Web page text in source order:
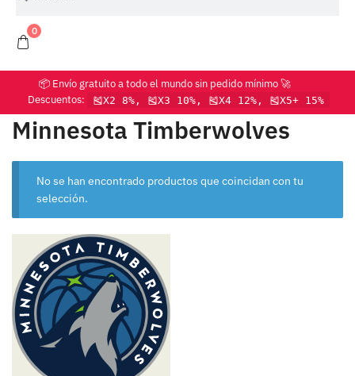
0
📦 Envío gratuito a todo el mundo sin pedido mínimo 🚀
Descuentos:
🎽X2 8%, 🎽X3 10%, 🎽X4 12%, 🎽X5+ 15%
Minnesota Timberwolves
No se han encontrado productos que coincidan con tu
selección.